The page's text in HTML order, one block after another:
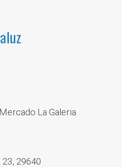
La Galeria
23, 29640